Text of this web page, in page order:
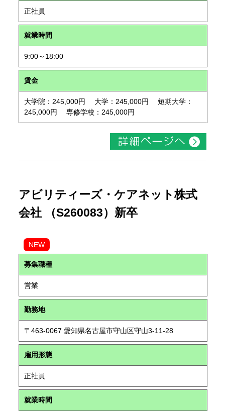
正社員
就業時間
9:00～18:00
賃金
大学院：245,000円 大学：245,000円 短期大学：
245,000円 専修学校：245,000円
アビリティーズ・ケアネット株式
会社 （S260083）新卒
NEW
募集職種
営業
勤務地
〒463-0067 愛知県名古屋市守山区守山3-11-28
雇用形態
正社員
就業時間